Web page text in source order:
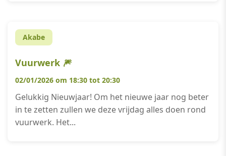
Akabe
Vuurwerk 🎆
02/01/2026 om 18:30 tot 20:30
Gelukkig Nieuwjaar! Om het nieuwe jaar nog beter
in te zetten zullen we deze vrijdag alles doen rond
vuurwerk. Het...